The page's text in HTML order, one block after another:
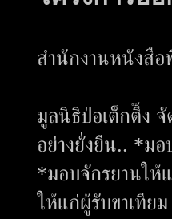
สำนักงานหนังสื
มูลนิธิป่อเต็กตึ๊ง จั
อย่างยั่งยืน.. *ม
*มอบจักรยานให้
ให้แก่ผู้รับขาเทีย